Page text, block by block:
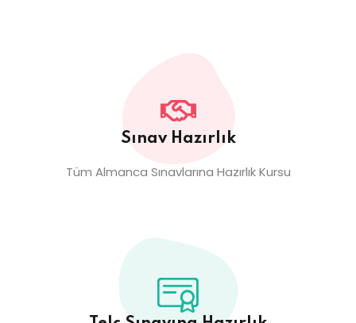
Sınav Hazırlık
Tüm Almanca Sınavlarına Hazırlık Kursu